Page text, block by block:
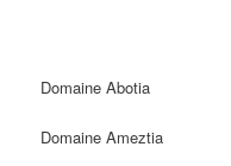
Domaine Abotia
Domaine Ameztia